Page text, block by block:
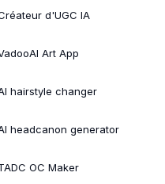
d'UGC IA
Art App
hairstyle changer
headcanon generator
OC Maker